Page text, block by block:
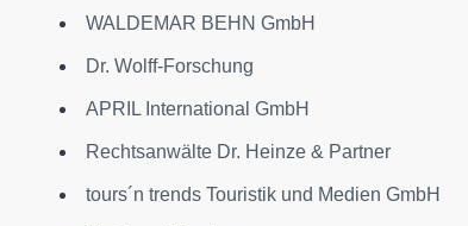
WALDEMAR BEHN GmbH
Dr. Wolff-Forschung
APRIL International GmbH
Rechtsanwälte Dr. Heinze & Partner
tours´n trends Touristik und Medien GmbH